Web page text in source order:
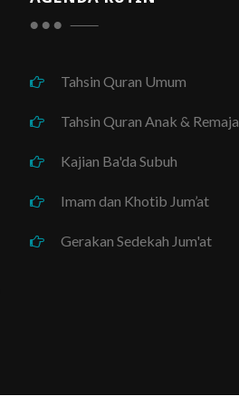
Tahsin Quran Umum
Tahsin Quran Anak & Remaja
Kajian Ba'da Subuh
Imam dan Khotib Jum’at
Gerakan Sedekah Jum'at